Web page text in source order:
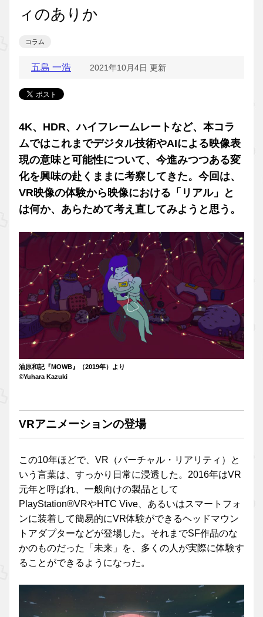
ィのありか
コラム
五島 一浩 2021年10月4日 更新
4K、HDR、ハイフレームレートなど、本コラ
ムではこれまでデジタル技術やAIによる映像表
現の意味と可能性について、今進みつつある変
化を興味の赴くままに考察してきた。今回は、
VR映像の体験から映像における「リアル」と
は何か、あらためて考え直してみようと思う。
油原和記『MOWB』（2019年）より
©Yuhara Kazuki
VRアニメーションの登場
この10年ほどで、VR（バーチャル・リアリティ）と
いう言葉は、すっかり日常に浸透した。2016年はVR
元年と呼ばれ、一般向けの製品として
PlayStation®VRやHTC Vive、あるいはスマートフォ
ンに装着して簡易的にVR体験ができるヘッドマウン
トアダプターなどが登場した。それまでSF作品のな
かのものだった「未来」を、多くの人が実際に体験す
ることができるようになった。